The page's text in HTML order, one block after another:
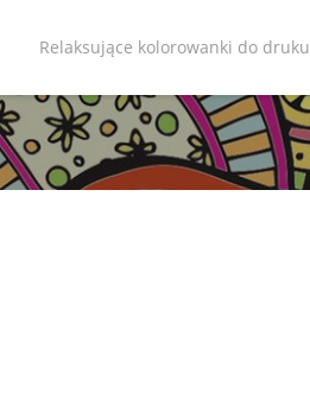
Relaksujące kolorowanki do druku